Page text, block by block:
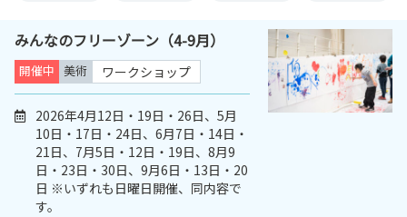
みんなのフリーゾーン（4-9月）
開催中 美術 ワークショップ
2026年4月12日・19日・26日、5月
10日・17日・24日、6月7日・14日・
21日、7月5日・12日・19日、8月9
日・23日・30日、9月6日・13日・20
日 ※いずれも日曜日開催、同内容で
す。